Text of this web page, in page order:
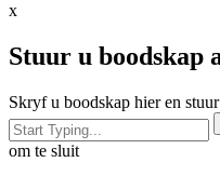
x
Stuur u boodskap
Skryf u boodskap hier en
om te sluit